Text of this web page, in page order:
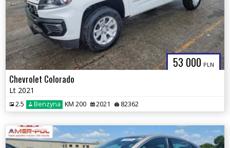
53 000 PLN
Chevrolet Colorado
Lt 2021
2.5 Benzyna KM 200 2021 82362